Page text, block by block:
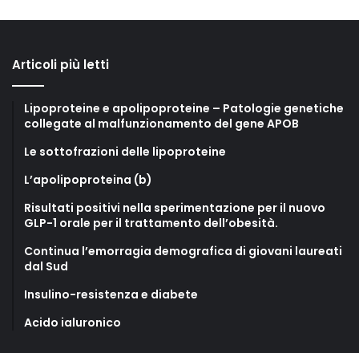
Articoli più letti
Lipoproteine e apolipoproteine – Patologie genetiche
collegate al malfunzionamento del gene APOB
Le sottofrazioni delle lipoproteine
L’apolipoproteina (b)
Risultati positivi nella sperimentazione per il nuovo
GLP-1 orale per il trattamento dell’obesità.
Continua l’emorragia demografica di giovani laureati
dal Sud
Insulino-resistenza e diabete
Acido ialuronico